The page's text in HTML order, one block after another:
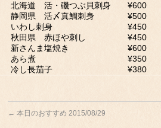
北海道 活・磯つぶ貝刺身 ¥600
静岡県 活〆真鯛刺身 ¥500
いわし刺身 ¥450
秋田県 赤ほや刺し ¥450
新さんま塩焼き ¥600
あら煮 ¥350
冷し長茄子 ¥380
← 本日のおすすめ 2015/08/29